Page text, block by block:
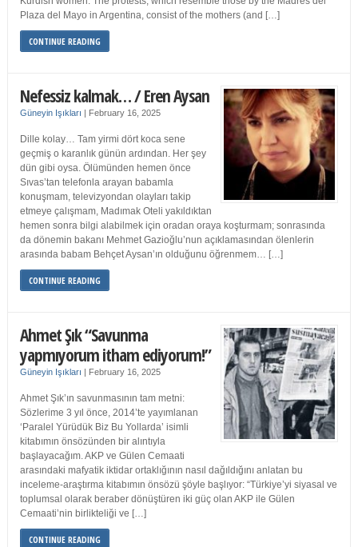
Plaza del Mayo in Argentina, consist of the mothers (and […]
CONTINUE READING
Nefessiz kalmak… / Eren Aysan
Güneyin Işıkları | February 16, 2025
Dille kolay… Tam yirmi dört koca sene
geçmiş o karanlık günün ardından. Her şey
dün gibi oysa. Ölümünden hemen önce
Sıvas’tan telefonla arayan babamla
konuşmam, televizyondan olayları takip
etmeye çalışmam, Madımak Oteli yakıldıktan
hemen sonra bilgi alabilmek için oradan oraya koşturmam; sonrasında
da dönemin bakanı Mehmet Gazioğlu’nun açıklamasından ölenlerin
arasında babam Behçet Aysan’ın olduğunu öğrenmem… […]
CONTINUE READING
Ahmet Şık “Savunma
yapmıyorum itham ediyorum!”
Güneyin Işıkları | February 16, 2025
Ahmet Şık’ın savunmasının tam metni:
Sözlerime 3 yıl önce, 2014’te yayımlanan
‘Paralel Yürüdük Biz Bu Yollarda’ isimli
kitabımın önsözünden bir alıntıyla
başlayacağım. AKP ve Gülen Cemaati
arasındaki mafyatik iktidar ortaklığının nasıl dağıldığını anlatan bu
inceleme-araştırma kitabımın önsözü şöyle başlıyor: “Türkiye’yi siyasal ve
toplumsal olarak beraber dönüştüren iki güç olan AKP ile Gülen
Cemaati’nin birlikteliği ve […]
CONTINUE READING